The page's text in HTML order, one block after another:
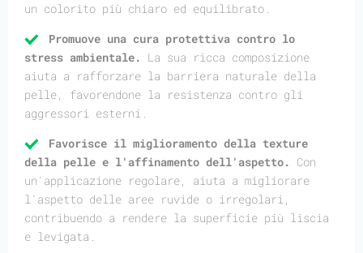
un colorito più chiaro ed equilibrato.
Promuove una cura protettiva contro lo
stress ambientale. La sua ricca composizione
aiuta a rafforzare la barriera naturale della
pelle, favorendone la resistenza contro gli
aggressori esterni.
Favorisce il miglioramento della texture
della pelle e l'affinamento dell'aspetto. Con
un'applicazione regolare, aiuta a migliorare
l'aspetto delle aree ruvide o irregolari,
contribuendo a rendere la superficie più liscia
e levigata.